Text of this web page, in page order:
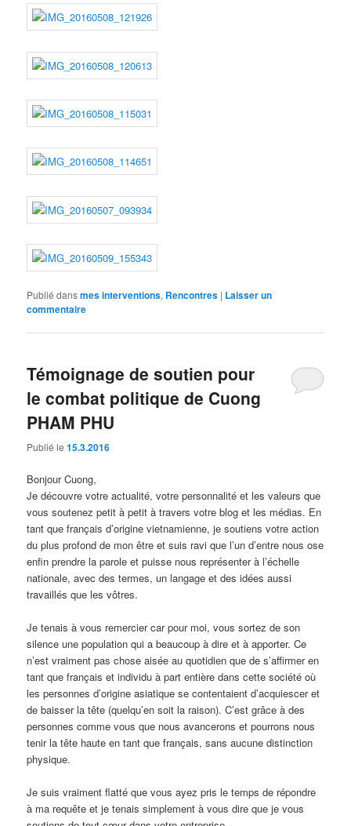
Publié dansmes interventions, Rencontres | Laisser un
commentaire
Témoignage de soutien pour
le combat politique de Cuong
PHAM PHU
Publié le15.3.2016
Bonjour Cuong,
Je découvre votre actualité, votre personnalité et les valeurs que
vous soutenez petit à petit à travers votre blog et les médias. En
tant que français d’origine vietnamienne, je soutiens votre action
du plus profond de mon être et suis ravi que l’un d’entre nous ose
enfin prendre la parole et puisse nous représenter à l’échelle
nationale, avec des termes, un langage et des idées aussi
travaillés que les vôtres.
Je tenais à vous remercier car pour moi, vous sortez de son
silence une population qui a beaucoup à dire et à apporter. Ce
n’est vraiment pas chose aisée au quotidien que de s’affirmer en
tant que français et individu à part entière dans cette société où
les personnes d’origine asiatique se contentaient d’acquiescer et
de baisser la tête (quelqu’en soit la raison). C’est grâce à des
personnes comme vous que nous avancerons et pourrons nous
tenir la tête haute en tant que français, sans aucune distinction
physique.
Je suis vraiment flatté que vous ayez pris le temps de répondre
à ma requête et je tenais simplement à vous dire que je vous